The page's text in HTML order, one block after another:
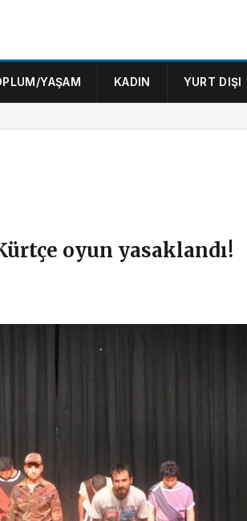
YAŞAM KADIN YURT DIŞI
oyun yasaklandı!